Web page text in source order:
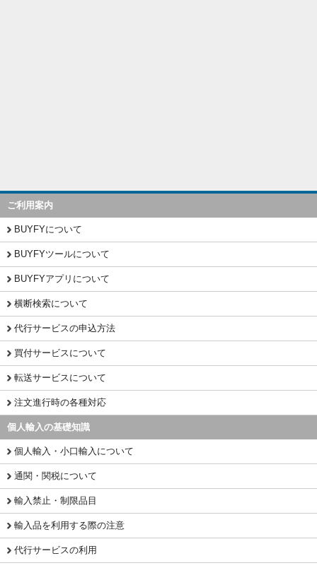
ご利用案内
BUYFYについて
BUYFYツールについて
BUYFYアプリについて
横断検索について
代行サービスの申込方法
買付サービスについて
転送サービスについて
注文進行時の各種対応
個人輸入の基礎知識
個人輸入・小口輸入について
通関・関税について
輸入禁止・制限品目
輸入品を利用する際の注意
代行サービスの利用